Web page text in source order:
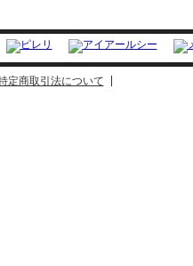
定商取引法について